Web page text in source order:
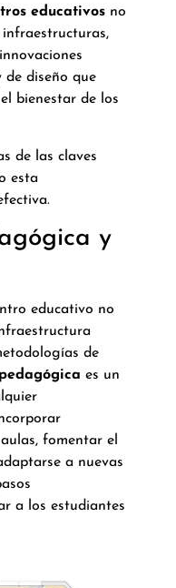
educativos no
de diseño que
bienestar de los
de las claves
esta
y
educativo no
de
es un
fomentar el
a nuevas
a los estudiantes